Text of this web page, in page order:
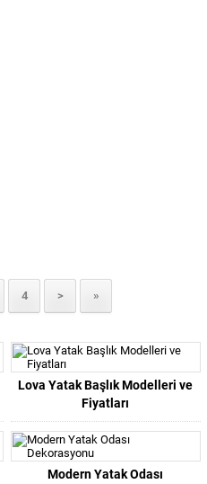
4 > »
Lova Yatak Başlık Modelleri ve
Fiyatları
Modern Yatak Odası